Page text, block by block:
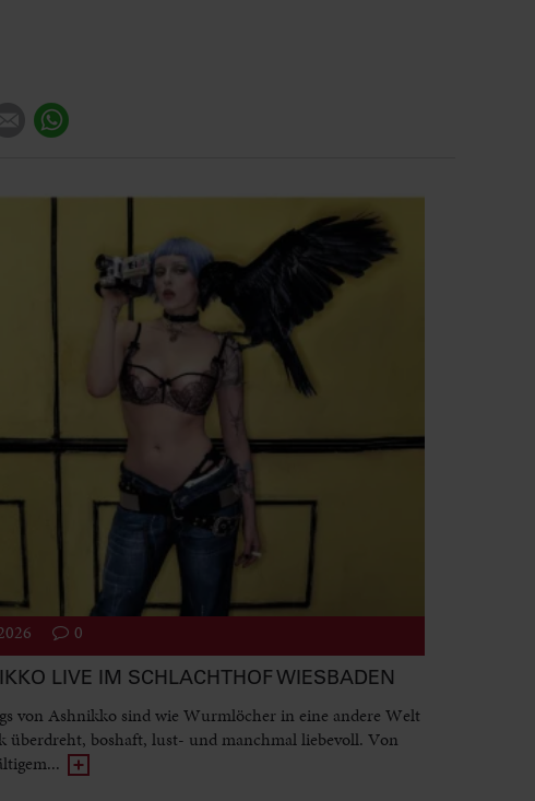
E-mail
0
LIVE IM SCHLACHTHOF WIESBADEN
von Ashnikko sind wie Wurmlöcher in eine andere Welt
überdreht, boshaft, lust- und manchmal liebevoll. Von